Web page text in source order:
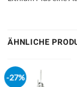
ÄHNLICHE
-27%